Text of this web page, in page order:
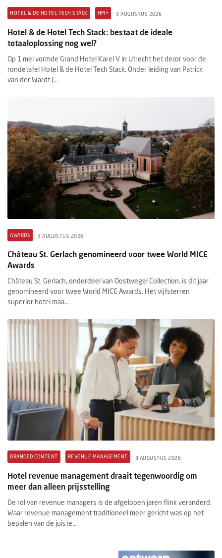
HOTEL & DE HOTEL TECH STACK HM+ 3 AUGUSTUS 2026
Hotel & de Hotel Tech Stack: bestaat de ideale
totaaloplossing nog wel?
Op 1 mei vormde Grand Hotel Karel V in Utrecht het decor voor de
rondetafel Hotel & de Hotel Tech Stack. Onder leiding van Patrick
van der Wardt (...
AWARDS 3 AUGUSTUS 2026
Château St. Gerlach genomineerd voor twee World MICE
Awards
Château St. Gerlach, onderdeel van Oostwegel Collection, is dit jaar
genomineerd voor twee World MICE Awards. Het vijfsterren
superior hotel maa...
BRANDED CONTENT REVENUE MANAGEMENT 3 AUGUSTUS 2026
Hotel revenue management draait tegenwoordig om
meer dan alleen prijsstelling
De rol van revenue managers is de afgelopen jaren flink veranderd.
Waar revenue management traditioneel meer gericht was op het
bepalen van de juiste...